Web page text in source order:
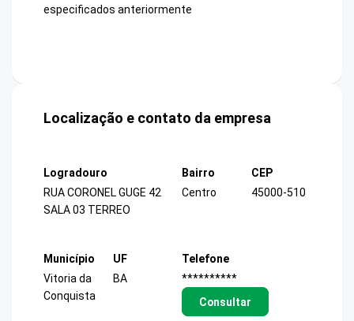
especificados anteriormente
Localização e contato da empresa
Logradouro
RUA CORONEL GUGE 42
SALA 03 TERREO
Bairro
Centro
CEP
45000-510
Município
Vitoria da
Conquista
UF
BA
Telefone
**********
Consultar